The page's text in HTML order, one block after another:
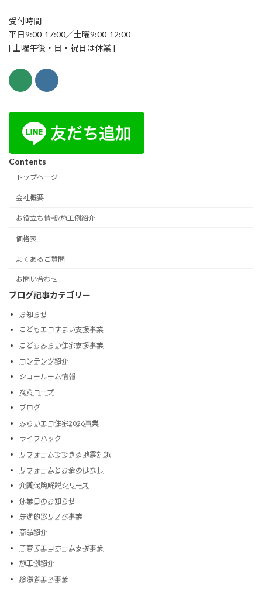
受付時間
平日9:00-17:00／土曜9:00-12:00
[ 土曜午後・日・祝日は休業 ]
Contents
トップページ
会社概要
お役立ち情報/施工例紹介
価格表
よくあるご質問
お問い合わせ
ブログ記事カテゴリー
お知らせ
こどもエコすまい支援事業
こどもみらい住宅支援事業
コンテンツ紹介
ショールーム情報
ならコープ
ブログ
みらいエコ住宅2026事業
ライフハック
リフォームでできる地震対策
リフォームとお金のはなし
介護保険解説シリーズ
休業日のお知らせ
先進的窓リノベ事業
商品紹介
子育てエコホーム支援事業
施工例紹介
給湯省エネ事業